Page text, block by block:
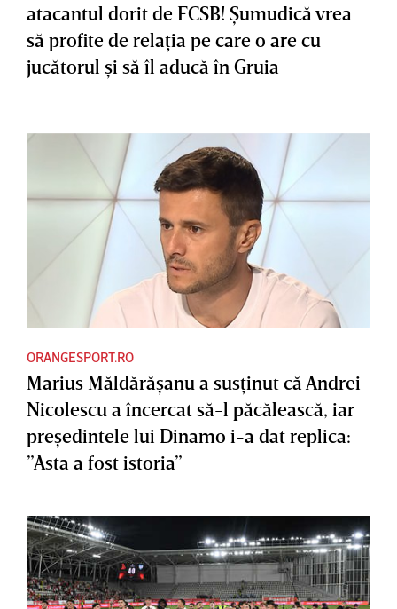
atacantul dorit de FCSB! Şumudică vrea
să profite de relaţia pe care o are cu
jucătorul şi să îl aducă în Gruia
ORANGESPORT.RO
Marius Măldărăşanu a susţinut că Andrei
Nicolescu a încercat să-l păcălească, iar
preşedintele lui Dinamo i-a dat replica:
”Asta a fost istoria”